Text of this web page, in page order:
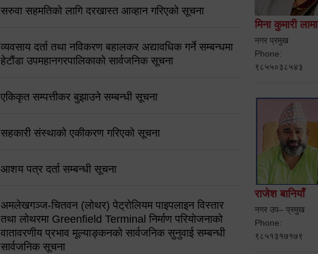
सरुवा सहमतिको लागि दरखास्त आव्हान गरिएको सूचना
व्यवसाय दर्ता तथा नविकरण बहालकर अद्यावधिक गर्ने सम्बन्धमा
हेटौंडा उपमहानगरपालिकाको सार्वजनिक सूचना
एकिकृत सम्पत्तीकर बुझाउने सम्बन्धी सूचना
सहकारी संस्थाको एकीकरण गरिएको सूचना
आशय पत्र दर्ता सम्बन्धी सूचना
अमलेखगञ्ज-चितवन (लोथर) पेट्रोलियम पाइपलाइन विस्तार
तथा लोथरमा Greenfield Terminal निर्माण परियोजनाको
वातावरणीय प्रभाव मूल्याङ्कनको सार्वजनिक सुनुवाई सम्बन्धी
सार्वजनिक सूचना
मिना कुमारी लामा
नगर प्रमुख
Phone:
९८५५०३८५४३
राजेश बानियाँ
नगर उप– प्रमुख
Phone:
९८५१३१७१७९